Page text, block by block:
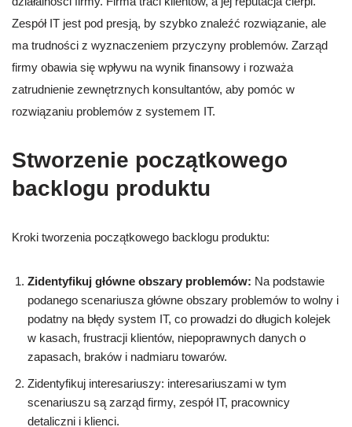
Zespół IT jest pod presją, by szybko znaleźć rozwiązanie, ale
ma trudności z wyznaczeniem przyczyny problemów. Zarząd
firmy obawia się wpływu na wynik finansowy i rozważa
zatrudnienie zewnętrznych konsultantów, aby pomóc w
rozwiązaniu problemów z systemem IT.
Stworzenie początkowego
backlogu produktu
Kroki tworzenia początkowego backlogu produktu:
Zidentyfikuj główne obszary problemów: Na podstawie
podanego scenariusza główne obszary problemów to wolny i
podatny na błędy system IT, co prowadzi do długich kolejek
w kasach, frustracji klientów, niepoprawnych danych o
zapasach, braków i nadmiaru towarów.
Zidentyfikuj interesariuszy: interesariuszami w tym
scenariuszu są zarząd firmy, zespół IT, pracownicy
detaliczni i klienci.